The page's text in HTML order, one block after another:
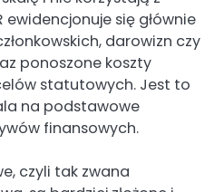
ewidencjonuje się głównie
darowizn czy
ponoszone koszty
statutowych. Jest to
na podstawowe
finansowych.
czyli tak zwana